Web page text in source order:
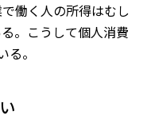
働く人の所得はむし
。こうして個人消費
。